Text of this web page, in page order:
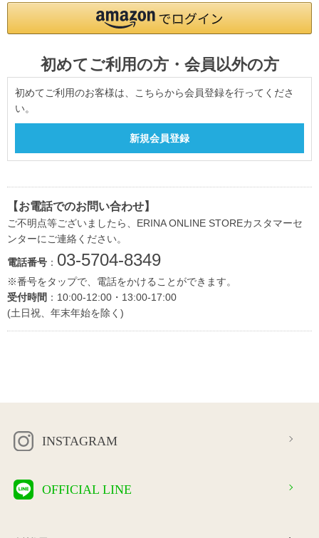
初めてご利用の方・会員以外の方
初めてご利用のお客様は、こちらから会員登録を行ってくださ
い。
【お電話でのお問い合わせ】
ご不明点等ございましたら、ERINA ONLINE STOREカスタマーセ
ンターにご連絡ください。
電話番号 ： 03-5704-8349
※番号をタップで、電話をかけることができます。
受付時間 ：10:00-12:00・13:00-17:00
(土日祝、年末年始を除く)
INSTAGRAM
OFFICIAL LINE